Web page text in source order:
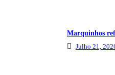
Marquinhos
Julho 21,